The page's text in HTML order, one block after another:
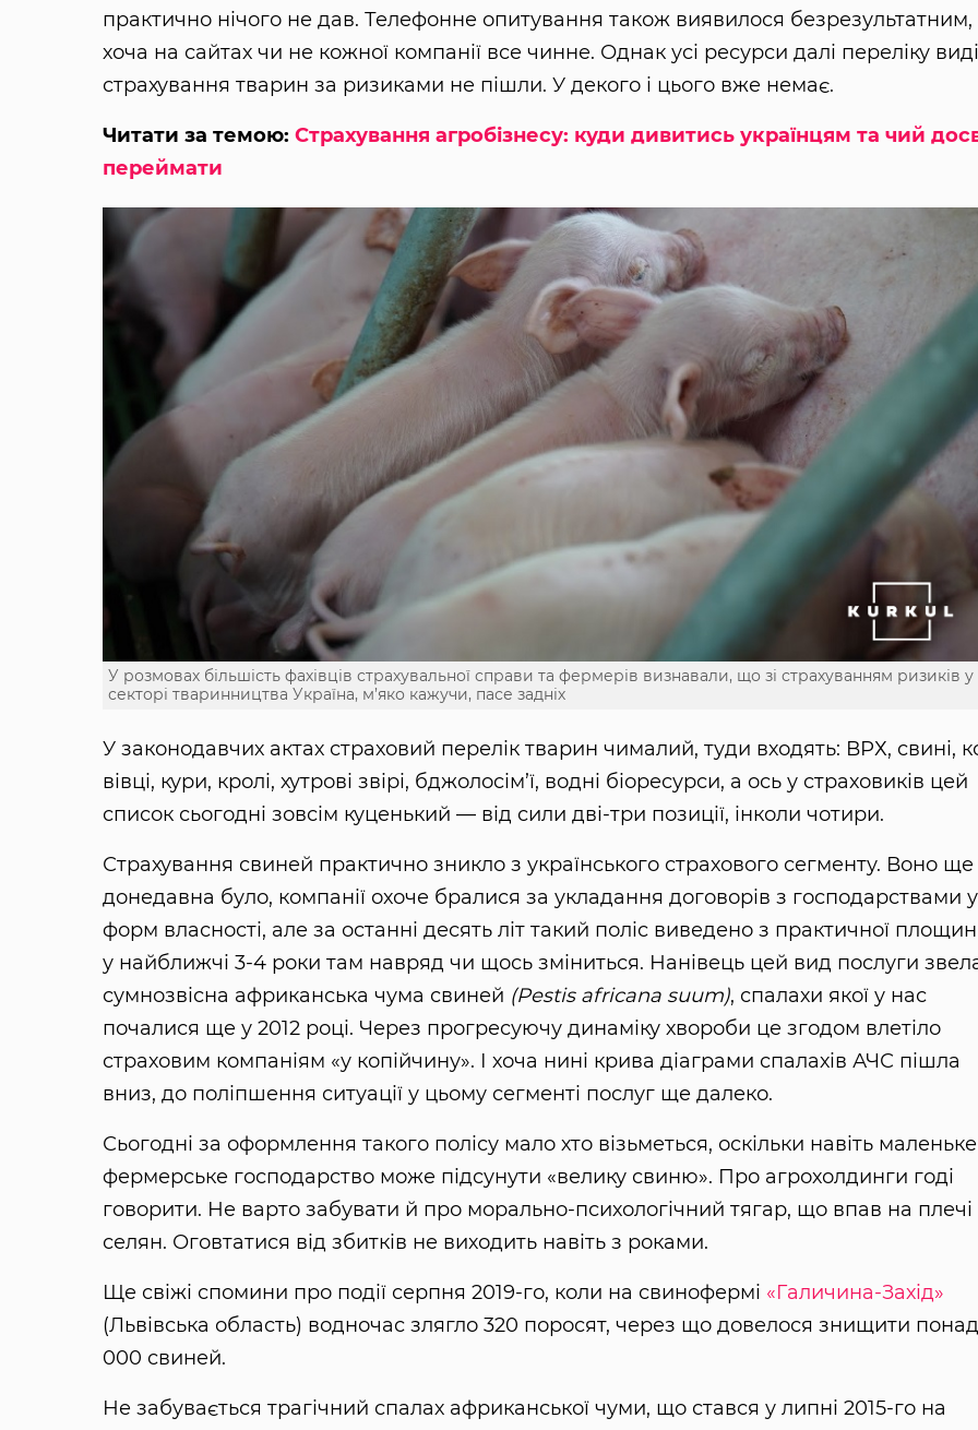
практично нічого не дав. Телефонне опитування також виявилося безрезультатним,
хоча на сайтах чи не кожної компанії все чинне. Однак усі ресурси далі переліку
страхування тварин за ризиками не пішли. У декого і цього вже немає.
Читати за темою: Страхування агробізнесу: куди дивитись українцям та чий
переймати
У розмовах більшість фахівців страхувальної справи та фермерів визнавали, що зі страхуванням ризиків у
секторі тваринництва Україна, м’яко кажучи, пасе задніх
У законодавчих актах страховий перелік тварин чималий, туди входять: ВРХ, свині,
вівці, кури, кролі, хутрові звірі, бджолосім’ї, водні біоресурси, а ось у страховиків цей
список сьогодні зовсім куценький — від сили дві-три позиції, інколи чотири.
Страхування свиней практично зникло з українського страхового сегменту. Воно ще
донедавна було, компанії охоче бралися за укладання договорів з господарствами
форм власності, але за останні десять літ такий поліс виведено з практичної
у найближчі 3-4 роки там навряд чи щось зміниться. Нанівець цей вид послуги
сумнозвісна африканська чума свиней (Pestis africana suum), спалахи якої у нас
почалися ще у 2012 році. Через прогресуючу динаміку хвороби це згодом влетіло
страховим компаніям «у копійчину». І хоча нині крива діаграми спалахів АЧС пішла
вниз, до поліпшення ситуації у цьому сегменті послуг ще далеко.
Сьогодні за оформлення такого полісу мало хто візьметься, оскільки навіть маленьке
фермерське господарство може підсунути «велику свиню». Про агрохолдинги годі
говорити. Не варто забувати й про морально-психологічний тягар, що впав на плечі
селян. Оговтатися від збитків не виходить навіть з роками.
Ще свіжі спомини про події серпня 2019-го, коли на свинофермі «Галичина-Захід»
(Львівська область) водночас злягло 320 поросят, через що довелося знищити
000 свиней.
Не забувається трагічний спалах африканської чуми, що стався у липні 2015-го на